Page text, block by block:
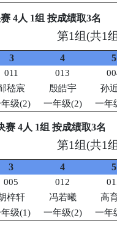
4人 1组 按成绩取3名
第1组(共1
3 4 5
011 013
嵇宸 殷皓宇
孙
级(2) 一年级(2) 一年
赛 4人 1组 按成绩取3名
第1组(共1
3 4 5
005 012
梓轩 冯若曦
高
级(1) 一年级(2) 一年